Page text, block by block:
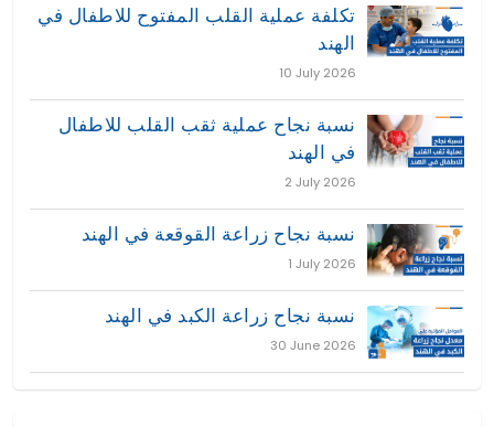
تكلفة عملية القلب المفتوح للاطفال في
الهند
10 July 2026
نسبة نجاح عملية ثقب القلب للاطفال
في الهند
2 July 2026
نسبة نجاح زراعة القوقعة في الهند
1 July 2026
نسبة نجاح زراعة الكبد في الهند
30 June 2026